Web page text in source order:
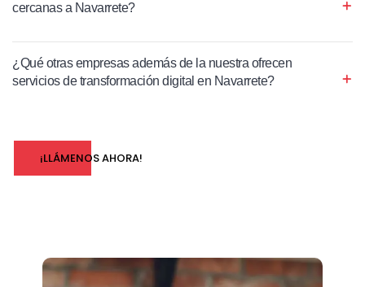
cercanas a Navarrete?
¿Qué otras empresas además de la nuestra ofrecen
servicios de transformación digital en Navarrete?
¡LLÁMENOS AHORA!